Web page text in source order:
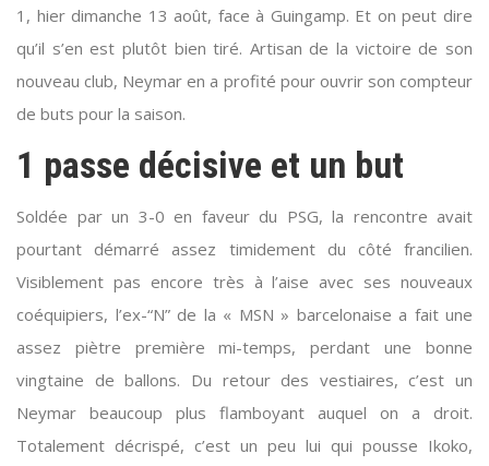
1, hier dimanche 13 août, face à Guingamp. Et on peut dire
qu’il s’en est plutôt bien tiré. Artisan de la victoire de son
nouveau club, Neymar en a profité pour ouvrir son compteur
de buts pour la saison.
1 passe décisive et un but
Soldée par un 3-0 en faveur du PSG, la rencontre avait
pourtant démarré assez timidement du côté francilien.
Visiblement pas encore très à l’aise avec ses nouveaux
coéquipiers, l’ex-“N” de la « MSN » barcelonaise a fait une
assez piètre première mi-temps, perdant une bonne
vingtaine de ballons. Du retour des vestiaires, c’est un
Neymar beaucoup plus flamboyant auquel on a droit.
Totalement décrispé, c’est un peu lui qui pousse Ikoko,